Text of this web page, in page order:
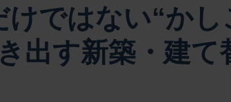
けではない“かし
出す新築・建て